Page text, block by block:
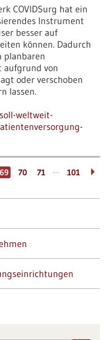
COVIDSurg hat ein
Instrument
besser auf
können. Dadurch
planbaren
aufgrund von
oder verschoben
lassen.
weltweit-
69 70 71 … 101